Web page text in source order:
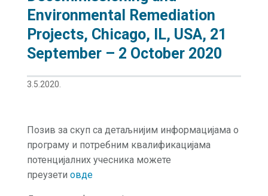
Environmental Remediation
Projects, Chicago, IL, USA, 21
September – 2 October 2020
3.5.2020.
Позив за скуп са детаљнијим информацијама о
програму и потребним квалификацијама
потенцијалних учесника можете
преузети овде